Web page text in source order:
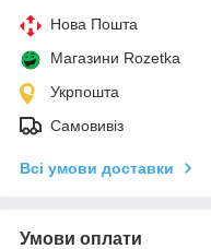
Нова Пошта
Магазини Rozetka
Укрпошта
Самовивіз
Всі умови доставки
Умови оплати